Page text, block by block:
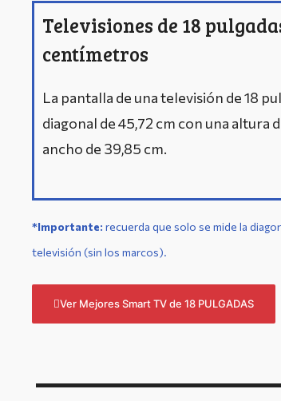
Televisiones de 18
centímetros
La pantalla de una televisión de 18
diagonal de 45,72 cm con una altura
ancho de 39,85 cm.
*Importante: recuerda que solo se mide la
televisión (sin los marcos).
Ver Mejores Smart TV de 18 PULGADAS